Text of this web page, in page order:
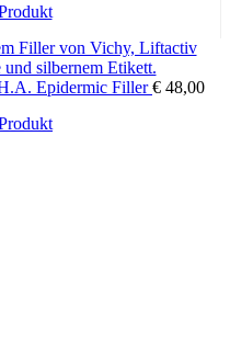
Epidermic Filler€ 48,00